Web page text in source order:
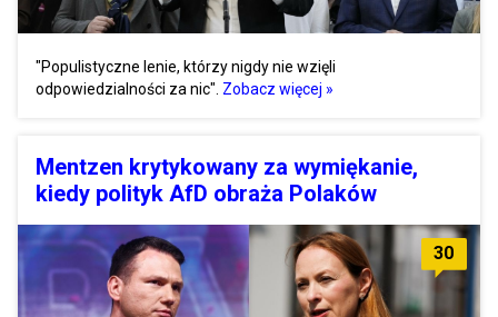
"Populistyczne lenie, którzy nigdy nie wzięli
odpowiedzialności za nic". Zobacz więcej »
Mentzen krytykowany za wymiękanie,
kiedy polityk AfD obraża Polaków
30